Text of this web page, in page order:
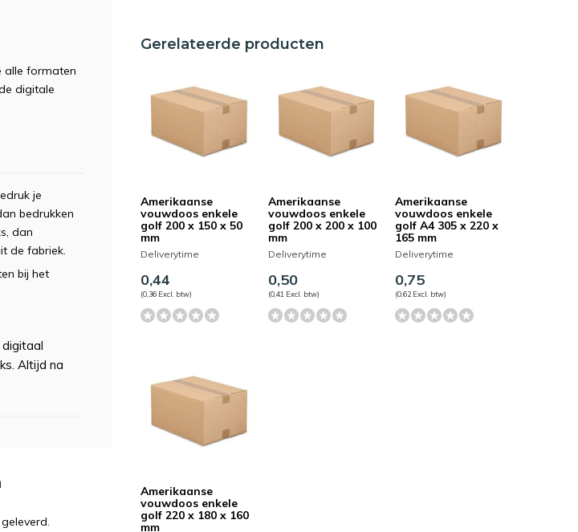
alle formaten
digitale
je
bedrukken
dan
de fabriek.
bij het
Altijd na
Gerelateerde producten
Amerikaanse
vouwdoos enkele
golf 200 x 150 x 50
mm
Deliverytime
0,44
(0,36 Excl. btw)
Amerikaanse
vouwdoos enkele
golf 200 x 200 x 100
mm
Deliverytime
0,50
(0,41 Excl. btw)
Amerikaanse
vouwdoos enkele
golf A4 305 x 220 x
165 mm
Deliverytime
0,75
(0,62 Excl. btw)
Amerikaanse
vouwdoos enkele
golf 220 x 180 x 160
mm